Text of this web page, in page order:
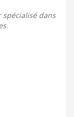
spécialisé dans